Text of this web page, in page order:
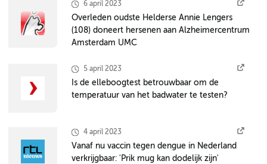
6 april 2023
Overleden oudste Helderse Annie Lengers
(108) doneert hersenen aan Alzheimercentrum
Amsterdam UMC
5 april 2023
Is de elleboogtest betrouwbaar om de
temperatuur van het badwater te testen?
4 april 2023
Vanaf nu vaccin tegen dengue in Nederland
verkrijgbaar: 'Prik mug kan dodelijk zijn'